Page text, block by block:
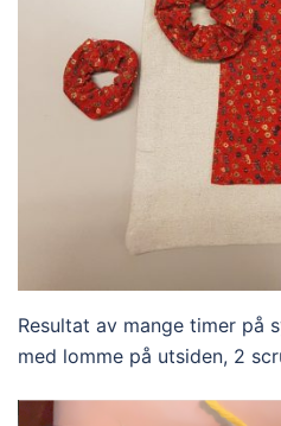
Resultat av mange timer på
med lomme på utsiden, 2